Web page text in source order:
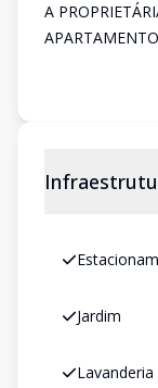
A
Jardim
Lavanderia